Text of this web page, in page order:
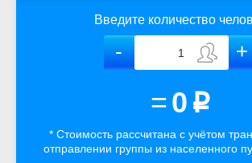
Введите количество
=0 p
* Стоимость рассчитана с учётом
отправлении группы из населенного